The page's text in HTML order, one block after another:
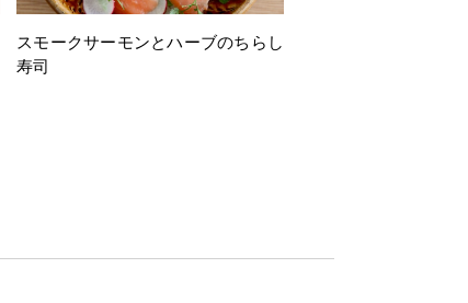
スモークサーモンとハーブのちらし
寿司